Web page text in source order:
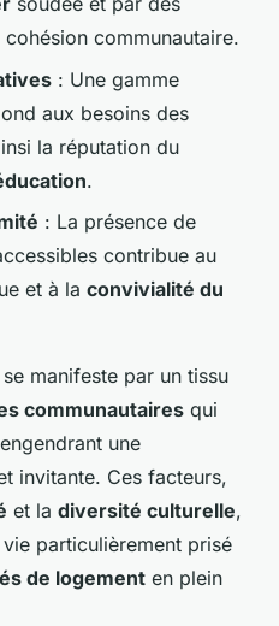
communautaire.
: Une gamme
aux besoins des
la réputation du
.
: La présence de
contribue au
et à la convivialité du
se manifeste par un tissu
communautaires qui
une
invitante. Ces facteurs,
et la diversité culturelle,
particulièrement prisé
de logement en plein